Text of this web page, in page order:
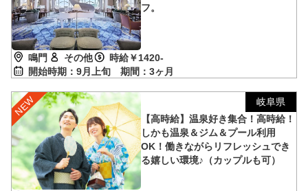
フ。
鳴門 その他
時給￥1420-
開始時期：9月上旬 期間：3ヶ月
岐阜県
【高時給】温泉好き集合！高時給！
しかも温泉＆ジム＆プール利用
OK！働きながらリフレッシュでき
る嬉しい環境♪（カップルも可）